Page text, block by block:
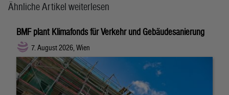
Ähnliche Artikel weiterlesen
BMF plant Klimafonds für Verkehr und Gebäudesanierung
7. August 2026, Wien